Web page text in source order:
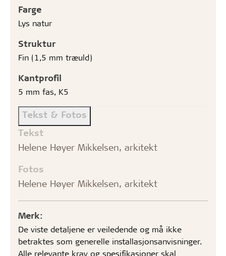
Farge
Lys natur
Struktur
Fin (1,5 mm træuld)
Kantprofil
5 mm fas, K5
Tekst & Fotos
Tekst
Helene Høyer Mikkelsen, arkitekt
Fotos
Helene Høyer Mikkelsen, arkitekt
Merk:
De viste detaljene er veiledende og må ikke
betraktes som generelle installasjonsanvisninger.
Alle relevante krav og spesifikasjoner skal